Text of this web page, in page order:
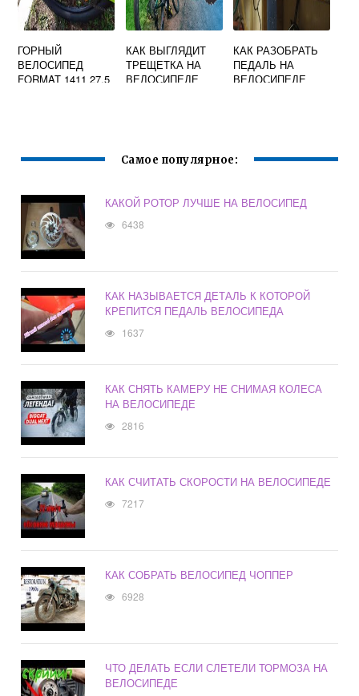
ГОРНЫЙ
ВЕЛОСИПЕД
FORMAT 1411 27.5
КАК ВЫГЛЯДИТ
ТРЕЩЕТКА НА
ВЕЛОСИПЕДЕ
КАК РАЗОБРАТЬ
ПЕДАЛЬ НА
ВЕЛОСИПЕДЕ
Самое популярное:
КАКОЙ РОТОР ЛУЧШЕ НА ВЕЛОСИПЕД
6438
КАК НАЗЫВАЕТСЯ ДЕТАЛЬ К КОТОРОЙ
КРЕПИТСЯ ПЕДАЛЬ ВЕЛОСИПЕДА
1637
КАК СНЯТЬ КАМЕРУ НЕ СНИМАЯ КОЛЕСА
НА ВЕЛОСИПЕДЕ
2816
КАК СЧИТАТЬ СКОРОСТИ НА ВЕЛОСИПЕДЕ
7217
КАК СОБРАТЬ ВЕЛОСИПЕД ЧОППЕР
6928
ЧТО ДЕЛАТЬ ЕСЛИ СЛЕТЕЛИ ТОРМОЗА НА
ВЕЛОСИПЕДЕ